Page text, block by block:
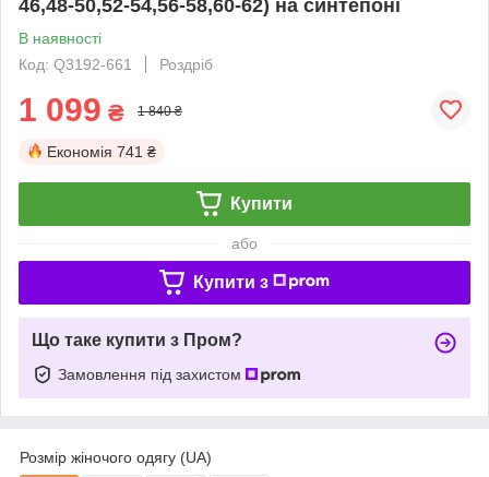
46,48-50,52-54,56-58,60-62) на синтепоні
В наявності
Код: Q3192-661
Роздріб
1 099 ₴ 1 840 ₴
Економія 741 ₴
Купити
або
Купити з
Що таке купити з Пром?
Замовлення під захистом
Розмір жіночого одягу (UA)